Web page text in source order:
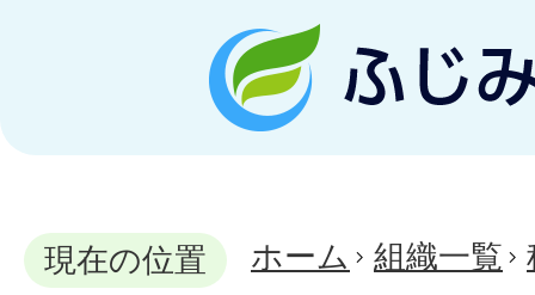
現在の位置 ホーム 組織一覧